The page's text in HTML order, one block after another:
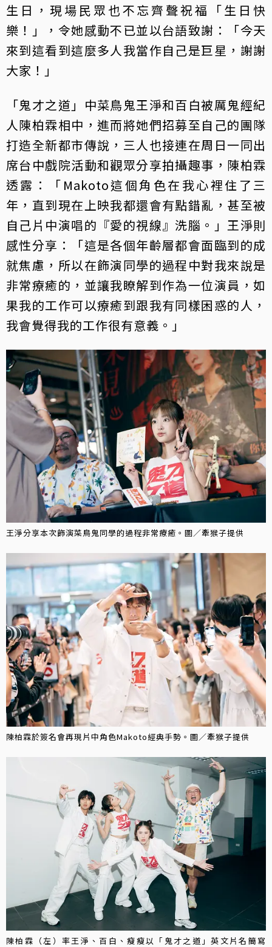
生日，現場民眾也不忘齊聲祝福「生日快
樂！」，令她感動不已並以台語致謝：「今天
來到這看到這麼多人我當作自己是巨星，謝謝
大家！」
「鬼才之道」中菜鳥鬼王淨和百白被厲鬼經紀
人陳柏霖相中，進而將她們招募至自己的團隊
打造全新都市傳說，三人也接連在周日一同出
席台中戲院活動和觀眾分享拍攝趣事，陳柏霖
透露：「Makoto這個角色在我心裡住了三
年，直到現在上映我都還會有點錯亂，甚至被
自己片中演唱的『愛的視線』洗腦。」王淨則
感性分享：「這是各個年齡層都會面臨到的成
就焦慮，所以在飾演同學的過程中對我來說是
非常療癒的，並讓我瞭解到作為一位演員，如
果我的工作可以療癒到跟我有同樣困惑的人，
我會覺得我的工作很有意義。」
王淨分享本次飾演菜鳥鬼同學的過程非常療癒。圖／牽猴子提供
陳柏霖於簽名會再現片中角色Makoto經典手勢。圖／牽猴子提供
陳柏霖（左）率王淨、百白、瘦瘦以「鬼才之道」英文片名簡寫